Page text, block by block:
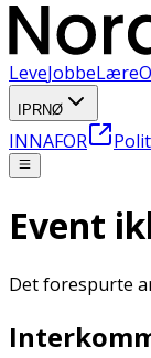
LeveJobbeLære
IPRNØ
INNAFOR
Event
Det forespurte